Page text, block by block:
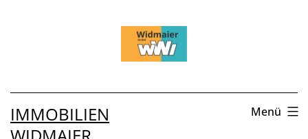
IMMOBILIEN
Menü